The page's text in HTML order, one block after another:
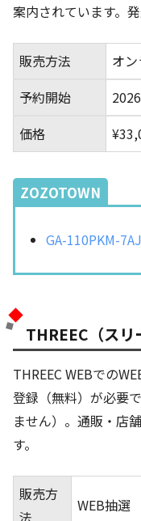
案内されています。
販売方法
オ
予約開始
価格
ZOZOTOWN
GA-110PKM-
THREEC（スリ
THREEC WEBでの
登録（無料）が必要
ません）。通販・店
す。
販売方
法
WEB抽選